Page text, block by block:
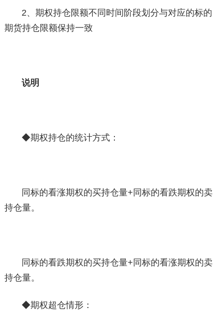
2、期权持仓限额不同时间阶段划分与对应的标的
期货持仓限额保持一致
说明
◆期权持仓的统计方式：
同标的看涨期权的买持仓量+同标的看跌期权的卖
持仓量。
同标的看跌期权的买持仓量+同标的看涨期权的卖
持仓量。
◆期权超仓情形：